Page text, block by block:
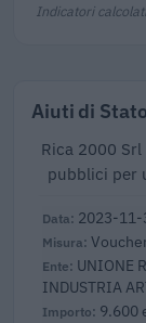
Indicatori
Aiuti di
Rica 2000
pubblici per
2023-11-
UNIONE
INDUSTRIA
9.600